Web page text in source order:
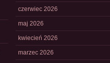
czerwiec 2026
maj 2026
kwiecień 2026
marzec 2026